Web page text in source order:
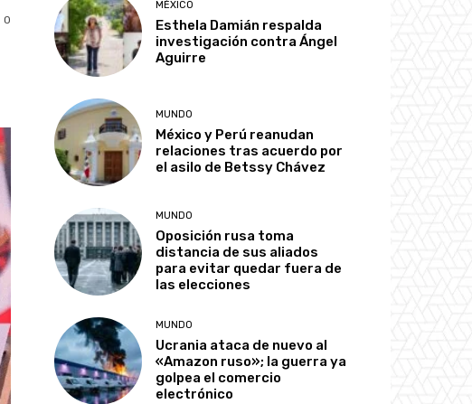
0
MÉXICO
Esthela Damián respalda
investigación contra Ángel
Aguirre
MUNDO
México y Perú reanudan
relaciones tras acuerdo por
el asilo de Betssy Chávez
MUNDO
Oposición rusa toma
distancia de sus aliados
para evitar quedar fuera de
las elecciones
MUNDO
Ucrania ataca de nuevo al
«Amazon ruso»; la guerra ya
golpea el comercio
electrónico